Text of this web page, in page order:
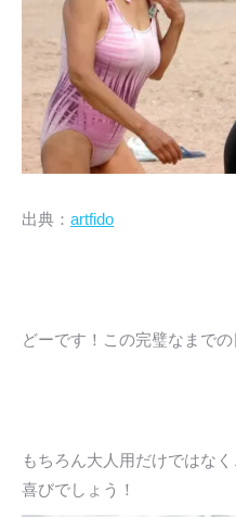
出典： artfido
どーです！この完璧なまでの
もちろん大人用だけではな
喜びでしょう！